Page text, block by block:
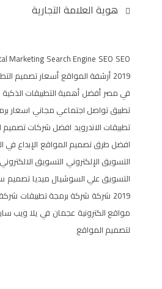
هوية العلامة التجارية
Marketing Search Engine SEO SEO
2019 أرشفة المواقع أسعار تصميم
في مصر أفضل أهمية التطبيقات الذكية
تطبيق تواصل اجتماعي مجاني اسعار
تطبيقات الاندرويد افضل شركات تصميم
افضل طرق تصميم المواقع الإبداع في
التسويق الإلكتروني التسويق الالكتروني
التسويق علي السوشيال ميديا تصميم
2019 شركة شركة برمجة تطبيقات
مواقع الكترونية عجمان في يلا ويب
لتصميم المواقع